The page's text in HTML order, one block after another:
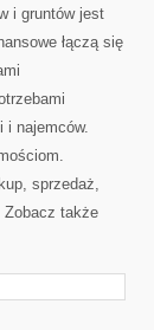
i gruntów jest
łączą się
i najemców.
sprzedaż,
Zobacz także